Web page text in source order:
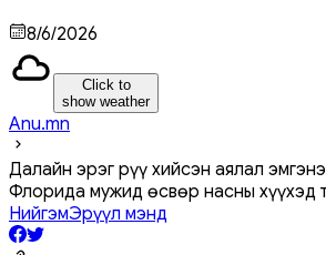
8/6/2026
Click to
show weather
Anu.mn
Далайн эрэг рүү хийсэн аялал
Флорида мужид өсвөр насны хүүхэд
НийгэмЭрүүл мэнд